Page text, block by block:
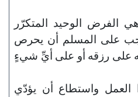
الفرض الوحيد المتكرّر
على المسلم أن يحرص
على رزقه أو على أيِّ شيءٍ
العمل واستطاع أن يؤدّي